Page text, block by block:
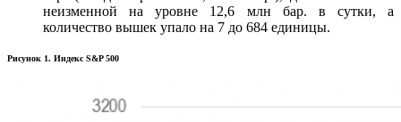
неизменной на уровне 12,6 млн бар. в сутки, а
количество вышек упало на 7 до 684 единицы.
Рисунок 1. Индекс S&P 500